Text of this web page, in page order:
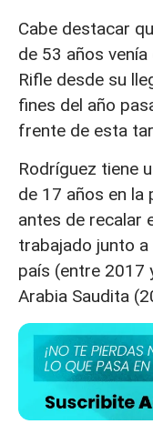
Cabe destacar
de 53 años
Rifle desde su
fines del año
frente de esta
Rodríguez tiene
de 17 años en la
antes de recalar
trabajado junto
país (entre 2017
Arabia Saudita